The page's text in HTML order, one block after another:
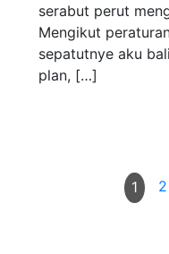
serabut perut
Mengikut
sepatutnye aku
plan, […]
1 2